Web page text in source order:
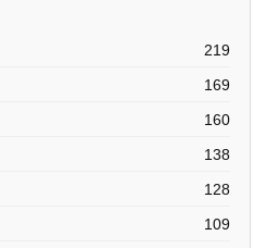
219
169
160
138
128
109